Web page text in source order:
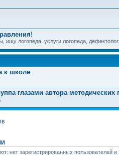
ищу логопеда, услуги логопеда,
к школе
глазами автора методических
нет зарегистрированных пользователей и